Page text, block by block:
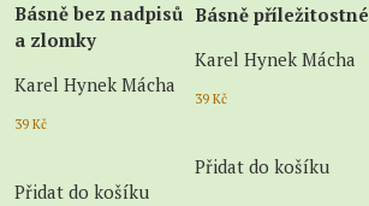
Básně bez nadpisů
a zlomky
Karel Hynek Mácha
39 Kč
Přidat do košíku
Básně příležitostné
Karel Hynek Mácha
39 Kč
Přidat do košíku